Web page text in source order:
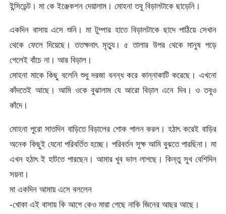
ইন্সিডেন্ট। মা কে ইঞ্জেকশন দেয়ালাম। মোহনা তবু বিড়ালটাকে ছাড়েনি।
একদিন বাসায় এসে শুনি। মা টুম্পার হাতে বিড়ালটাকে ছাদে পাঠিয়ে সেখান
থেকে ফেলে দিয়েছে। ততক্ষনাৎ মৃত্যু। ৫ তালার উপর থেকে মানুষ পড়ে
গেলেই বাঁচে না। আর বিড়াল।
মোহনা মাকে কিছু বলেনি শুধু দরজা বনন্ধ করে কান্নাকাটি করেছে। এখনো
কাঁদতেই আছে। আমি ওকে বুঝালাম যে আরো বিড়াল এনে দিব। ও তবুও
কাঁদে।
মোহনা পুরো সাতদিন বাড়িতে বিড়ালের শোক পালন করল। হঠাৎ করেই বাড়ির
অনেক কিছুই যেনো পরিবর্তিত হচ্ছে। পরিবর্তন সূক্ষ আমি বুঝতে পারছিনা। মা
এখন হঠাৎ ই হাটতে পারছেন। আমার খুব ভাল লাগছে। কিন্তু সুখ বেশিদিন
সয়না।
মা একদিন আমায় এসে বললেন
-খোকা এই বাসায় কি আগে কেও মারা গেছে নাকি জিনের আছর আছে।